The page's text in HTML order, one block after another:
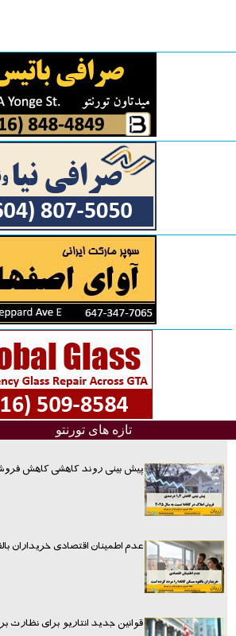
تازه های تورنتو
پیش بینی روند کاهشی کاهش
عدم اطمینان اقتصادی خریداران
قوانین جدید انتاریو برای نظارت